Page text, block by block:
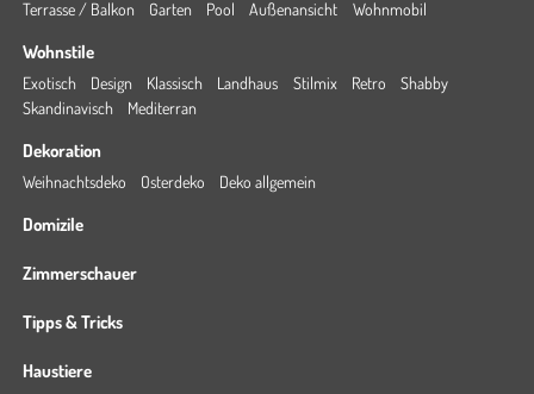
Terrasse / Balkon
Garten Pool Außenansicht Wohnmobil
Wohnstile
Exotisch Design Klassisch Landhaus Stilmix Retro
Shabby
Skandinavisch
Mediterran
Dekoration
Weihnachtsdeko Osterdeko Deko allgemein
Domizile
Zimmerschauer
Tipps & Tricks
Haustiere